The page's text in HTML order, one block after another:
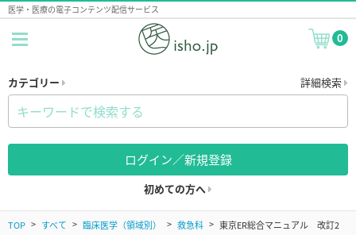
医学・医療の電子コンテンツ配信サービス
0
カテゴリー 詳細検索
ログイン／新規登録
初めての方へ
TOP すべて 臨床医学（領域別） 救急科
東京ER総合マニュアル 改訂2